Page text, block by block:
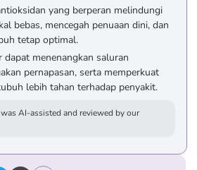
yang berperan melindungi
bebas, mencegah penuaan dini, dan
tetap optimal.
dapat menenangkan saluran
pernapasan, serta memperkuat
lebih tahan terhadap penyakit.
AI-assisted and reviewed by our